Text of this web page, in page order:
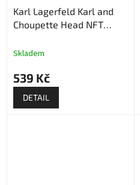
Karl Lagerfeld Karl and
Choupette Head NFT
- Růžový
Skladem
539 Kč
DETAIL